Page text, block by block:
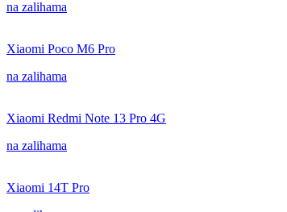
na zalihama
Xiaomi Poco M6 Pro
na zalihama
Xiaomi Redmi Note 13 Pro 4G
na zalihama
Xiaomi 14T Pro